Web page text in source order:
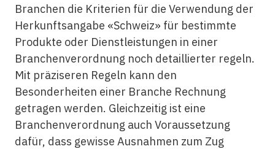
Branchen die Kriterien für die Verwendung der
Herkunftsangabe «Schweiz» für bestimmte
Produkte oder Dienstleistungen in einer
Branchenverordnung noch detaillierter regeln.
Mit präziseren Regeln kann den
Besonderheiten einer Branche Rechnung
getragen werden. Gleichzeitig ist eine
Branchenverordnung auch Voraussetzung
dafür, dass gewisse Ausnahmen zum Zug